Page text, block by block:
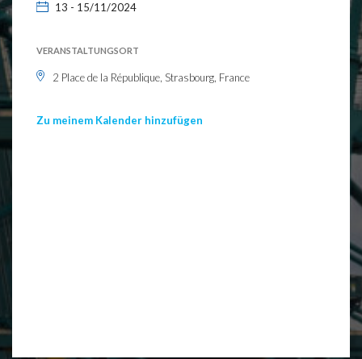
13 - 15/11/2024
VERANSTALTUNGSORT
2 Place de la République, Strasbourg, France
Zu meinem Kalender hinzufügen